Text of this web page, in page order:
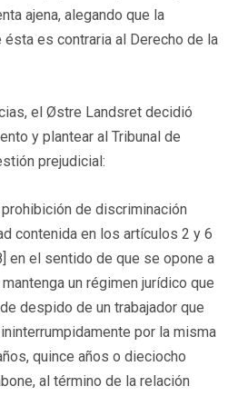
ajena, alegando que la
es contraria al Derecho de la
el Østre Landsret decidió
y plantear al Tribunal de
prejudicial:
de discriminación
contenida en los artículos 2 y 6
en el sentido de que se opone a
un régimen jurídico que
despido de un trabajador que
por la misma
quince años o dieciocho
al término de la relación